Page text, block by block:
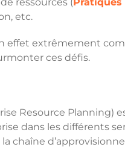
etc.
effet extrêmement
ces défis.
Resource
dans les différents
chaîne